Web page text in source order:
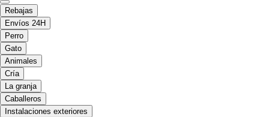
Rebajas
Envíos 24H
Perro
Gato
Animales
Cría
La granja
Caballeros
Instalaciones exteriores